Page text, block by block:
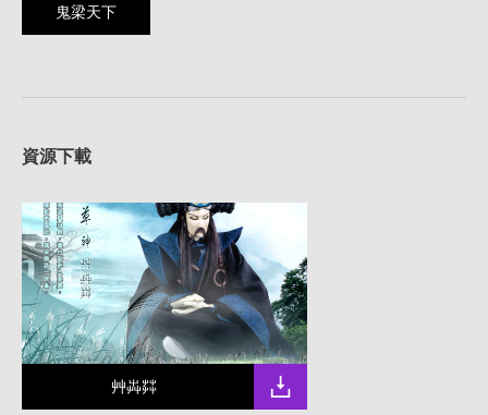
鬼梁天下
資源下載
艸芔茻